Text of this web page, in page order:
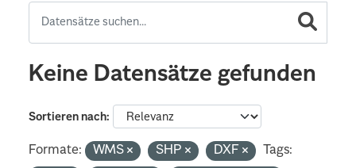
Keine Datensätze gefunden
Sortieren nach
Formate: WMS SHP DXF
Tags: